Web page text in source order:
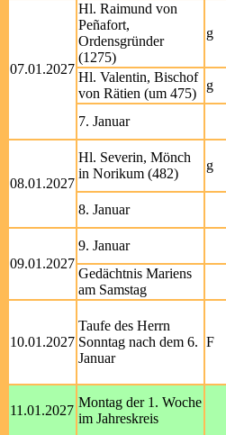
07.01.2027
Hl. Raimund von
Peñafort,
Ordensgründer
(1275)
g
Hl. Valentin, Bischof
von Rätien (um 475)
g
7. Januar
08.01.2027
Hl. Severin, Mönch
in Norikum (482)
g
8. Januar
09.01.2027
9. Januar
Gedächtnis Mariens
am Samstag
10.01.2027
Taufe des Herrn
Sonntag nach dem 6.
Januar
F
11.01.2027
Montag der 1. Woche
im Jahreskreis